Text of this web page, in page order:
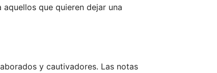
que quieren dejar una
y cautivadores. Las notas